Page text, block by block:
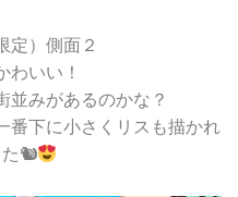
定）側面２
わいい！
並みがあるのかな？
番下に小さくリスも描かれ
た🐿